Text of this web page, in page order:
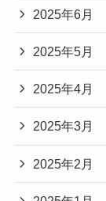
2025年6月
2025年5月
2025年4月
2025年3月
2025年2月